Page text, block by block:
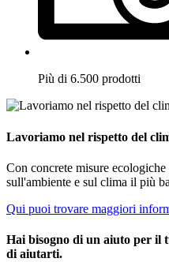
Più di 6.500 prodotti
Lavoriamo nel rispetto del
Con concrete misure
sull'ambiente e sul clima il più
Qui puoi trovare maggiori
Hai bisogno di un aiuto per il
di aiutarti.